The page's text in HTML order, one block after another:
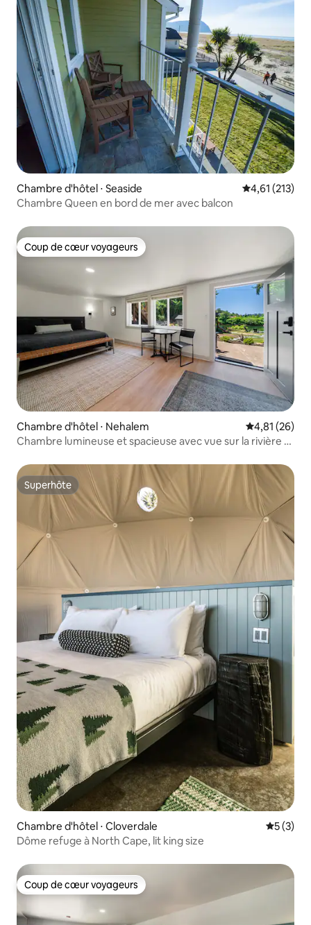
Chambre d'hôtel ⋅ Seaside Évaluation
4,61 (213)
Chambre Queen en bord de mer avec balcon
Coup de cœur voyageurs
Coup de cœur voyageurs
Chambre d'hôtel ⋅ Nehalem Évaluation
4,81 (26)
Chambre lumineuse et spacieuse avec vue sur la rivière et
Superhôte
Superhôte
Chambre d'hôtel ⋅ Cloverdale
5 (3)
Dôme refuge à North Cape, lit king size
Coup de cœur voyageurs
Coup de cœur voyageurs